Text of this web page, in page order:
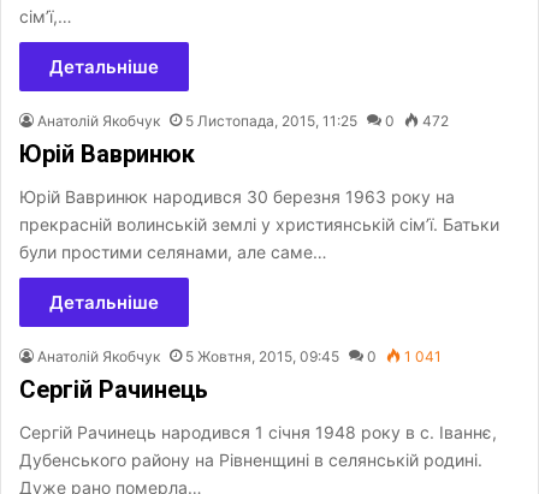
сім’ї,…
Детальніше
Анатолій Якобчук 5 Листопада, 2015, 11:25 0 472
Юрій Вавринюк
Юрій Вавринюк народився 30 березня 1963 року на
прекрасній волинській землі у християнській сім’ї. Батьки
були простими селянами, але саме…
Детальніше
Анатолій Якобчук 5 Жовтня, 2015, 09:45 0 1 041
Сергій Рачинець
Сергій Рачинець народився 1 січня 1948 року в с. Іваннє,
Дубенського району на Рівненщині в селянській родині.
Дуже рано померла…